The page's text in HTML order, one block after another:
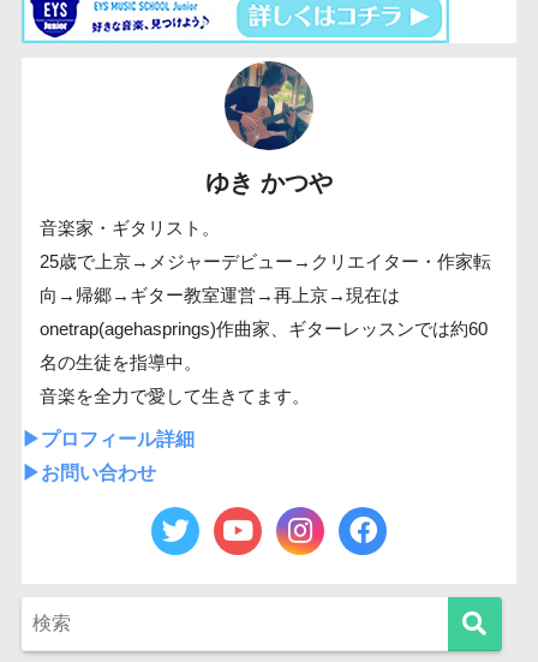
ゆき かつや
音楽家・ギタリスト。
25歳で上京→メジャーデビュー→クリエイター・作家転
向→帰郷→ギター教室運営→再上京→現在は
onetrap(agehasprings)作曲家、ギターレッスンでは約60
名の生徒を指導中。
音楽を全力で愛して生きてます。
▶︎プロフィール詳細
▶︎お問い合わせ